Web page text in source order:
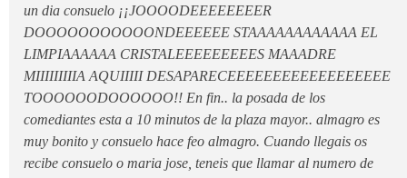
un dia consuelo ¡¡JOOOODEEEEEEEER
DOOOOOOOOOOONDEEEEEE STAAAAAAAAAAAA EL
LIMPIAAAAAA CRISTALEEEEEEEEES MAAADRE
MIIIIIIIIIA AQUIIIII DESAPARECEEEEEEEEEEEEEEEEEE
TOOOOOODOOOOOO!! En fin.. la posada de los
comediantes esta a 10 minutos de la plaza mayor.. almagro es
muy bonito y consuelo hace feo almagro. Cuando llegais os
recibe consuelo o maria jose, teneis que llamar al numero de